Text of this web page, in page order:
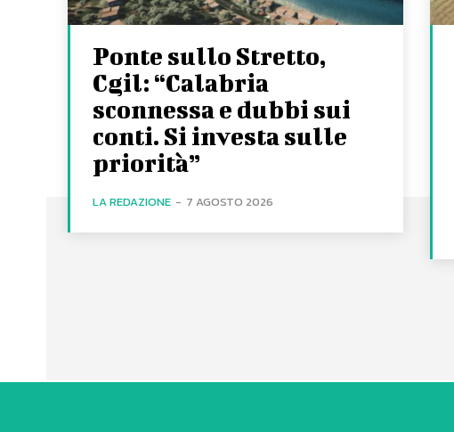
Ponte sullo Stretto,
Cgil: “Calabria
sconnessa e dubbi sui
conti. Si investa sulle
priorità”
LA REDAZIONE - 7 AGOSTO 2026